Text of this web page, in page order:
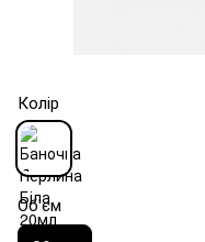
Колір
Об'єм